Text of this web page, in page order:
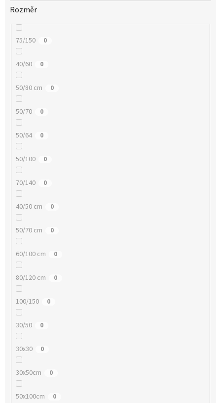
Rozměr
75/150 0
40/60 0
50/80 cm 0
50/70 0
50/64 0
50/100 0
70/140 0
40/50 cm 0
50/70 cm 0
60/100 cm 0
80/120 cm 0
100/150 0
30/50 0
30x30 0
30x50cm 0
50x100cm 0